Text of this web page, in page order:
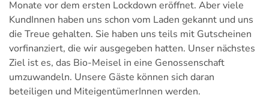
Monate vor dem ersten Lockdown eröffnet. Aber viele
KundInnen haben uns schon vom Laden gekannt und uns
die Treue gehalten. Sie haben uns teils mit Gutscheinen
vorfinanziert, die wir ausgegeben hatten. Unser nächstes
Ziel ist es, das Bio-Meisel in eine Genossenschaft
umzuwandeln. Unsere Gäste können sich daran
beteiligen und MiteigentümerInnen werden.